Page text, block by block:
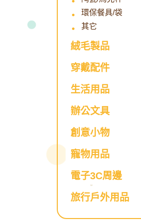
環保餐具/袋
其它
絨毛製品
穿戴配件
生活用品
辦公文具
創意小物
寵物用品
電子3C周邊
旅行戶外用品